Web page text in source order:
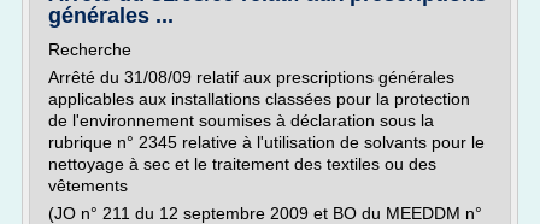
générales ...
Recherche
Arrêté du 31/08/09 relatif aux prescriptions générales
applicables aux installations classées pour la protection
de l'environnement soumises à déclaration sous la
rubrique n° 2345 relative à l'utilisation de solvants pour le
nettoyage à sec et le traitement des textiles ou des
vêtements
(JO n° 211 du 12 septembre 2009 et BO du MEEDDM n°